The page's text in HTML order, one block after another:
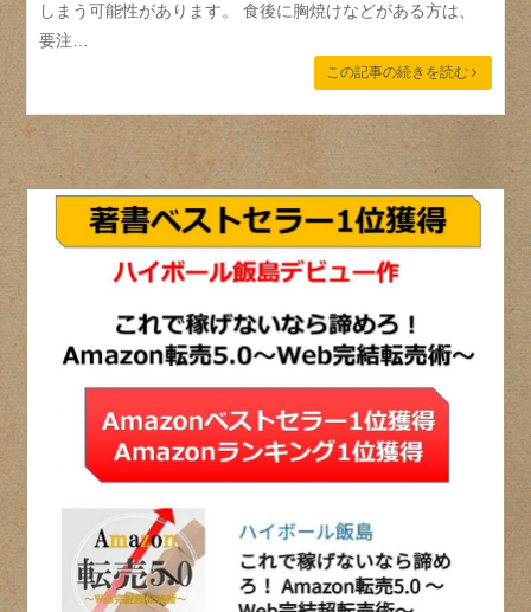
しまう可能性があります。 食後に胸焼けなどがある方は、
要注…
この記事の続きを読む